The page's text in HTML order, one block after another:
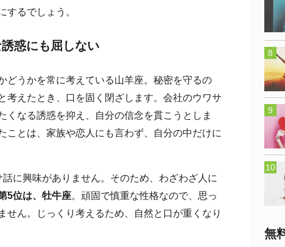
するでしょう。
惑にも屈しない
うかを常に考えている山羊座。秘密を守るの
考えたとき、口を固く閉ざします。会社のウワサ
くなる誘惑を抑え、自分の信念を貫こうとしま
ことは、家族や恋人にも言わず、自分の中だけに
話に興味がありません。そのため、わざわざ人に
5位は、牡牛座。頑固で慎重な性格なので、思っ
せん。じっくり考えるため、自然と口が重くなり
無